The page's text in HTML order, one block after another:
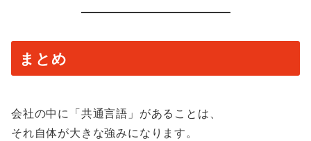
まとめ
会社の中に「共通言語」があることは、
それ自体が大きな強みになります。